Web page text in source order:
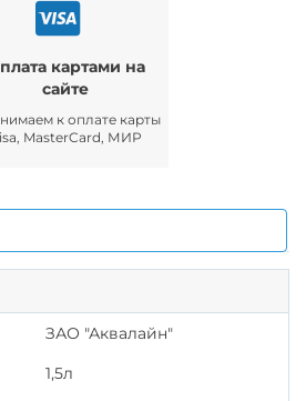
картами на
сайте
к оплате карты
MasterCard, МИР
ЗАО "Аквалайн"
1,5л